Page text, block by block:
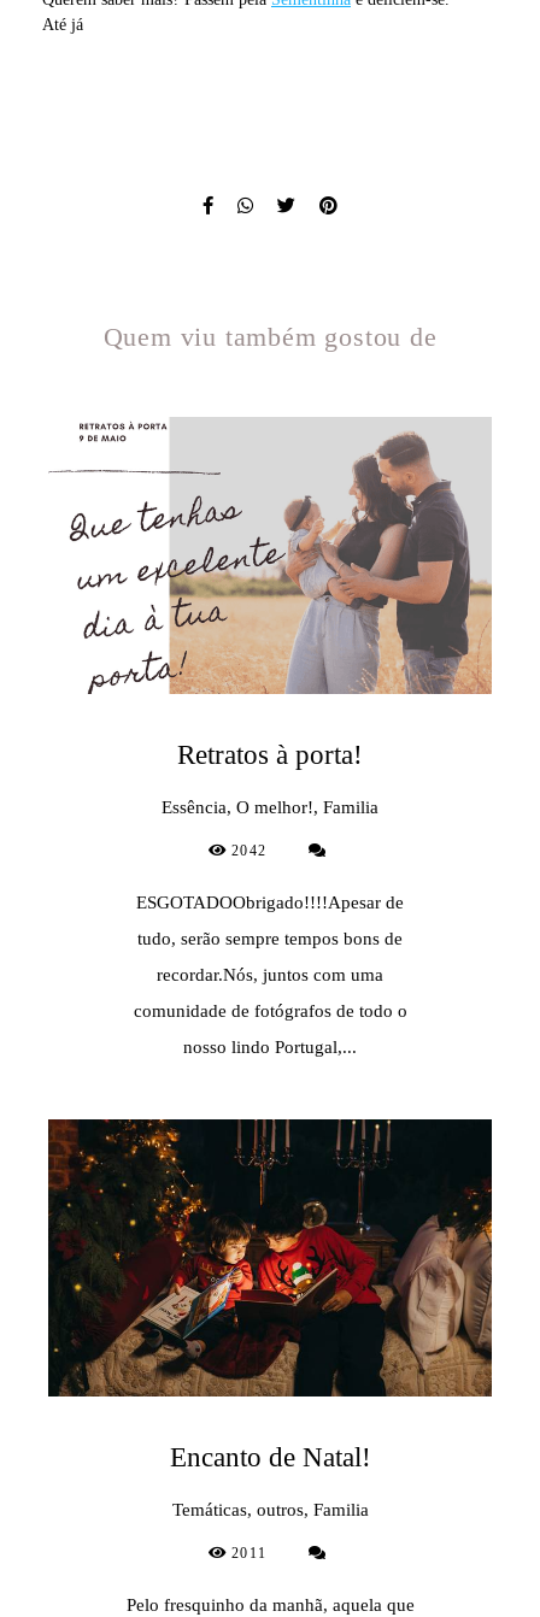
Até já
Quem viu também gostou de
Retratos à porta!
Essência, O melhor!, Familia
2042
ESGOTADOObrigado!!!!Apesar de
tudo, serão sempre tempos bons de
recordar.Nós, juntos com uma
comunidade de fotógrafos de todo o
nosso lindo Portugal,...
Encanto de Natal!
Temáticas, outros, Familia
2011
Pelo fresquinho da manhã, aquela que